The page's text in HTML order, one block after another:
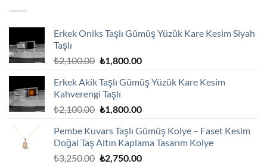
Erkek Oniks Taşlı Gümüş Yüzük Kare Kesim Siyah
Taşlı
₺2,100.00 Orijinal
₺2,100.00.
₺1,800.00Şu
fiyat:
Erkek Akik Taşlı Gümüş Yüzük Kare Kesim
Kahverengi Taşlı
₺2,100.00 Orijinal
₺2,100.00.
₺1,800.00Şu
fiyat:
₺1,800.00.
Pembe Kuvars Taşlı Gümüş Kolye – Faset Kesim
Doğal Taş Altın Kaplama Tasarım Kolye
₺3,250.00 Orijinal
₺2,750.00Şu